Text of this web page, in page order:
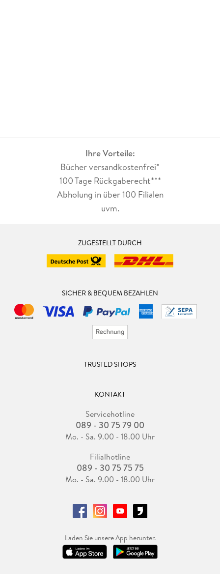
Ihre Vorteile:
Bücher versandkostenfrei*
100 Tage Rückgaberecht***
Abholung in über 100 Filialen
uvm.
ZUGESTELLT DURCH
SICHER & BEQUEM BEZAHLEN
TRUSTED SHOPS
KONTAKT
Servicehotline
089 - 30 75 79 00
Mo. - Sa. 9.00 - 18.00 Uhr
Filialhotline
089 - 30 75 75 75
Mo. - Sa. 9.00 - 18.00 Uhr
Laden Sie unsere App herunter.